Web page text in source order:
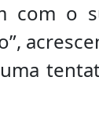
com o